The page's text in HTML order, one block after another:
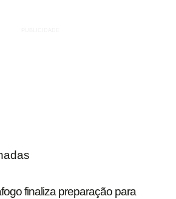
finaliza preparação para